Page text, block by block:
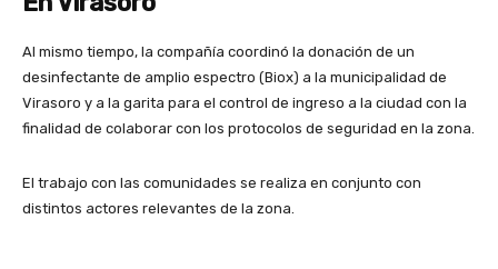
Al mismo tiempo, la compañía coordinó la donación de un
desinfectante de amplio espectro (Biox) a la municipalidad de
Virasoro y a la garita para el control de ingreso a la ciudad con la
finalidad de colaborar con los protocolos de seguridad en la zona.
El trabajo con las comunidades se realiza en conjunto con
distintos actores relevantes de la zona.